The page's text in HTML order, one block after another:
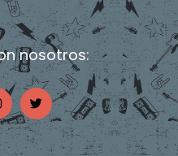
nosotros:
T
w
i
t
t
e